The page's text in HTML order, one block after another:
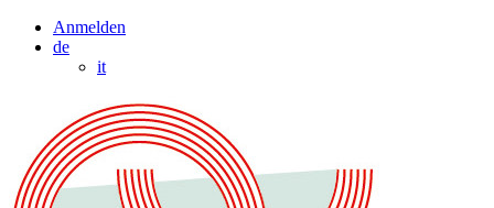
Anmelden
de
it